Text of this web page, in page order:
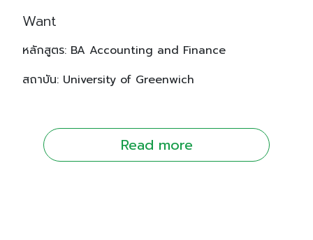
Want
หลักสูตร: BA Accounting and Finance
สถาบัน: University of Greenwich
Read more